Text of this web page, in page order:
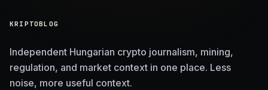
KRIPTOBLOG
Independent Hungarian crypto journalism, mining,
regulation, and market context in one place. Less
noise, more useful context.